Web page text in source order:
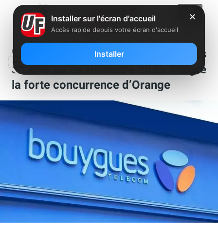
Bouygues Telecom : des résultats
solides au 2e trimestre 2025 malgré
la forte concurrence d’Orange
✕
Installer sur l'écran d'accueil
Accès rapide depuis votre écran d'accueil
Installer